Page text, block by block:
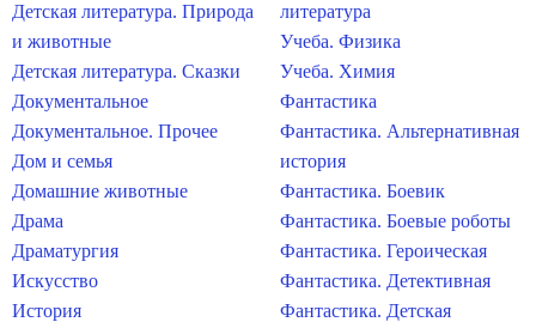
Детская литература. Природа
и животные
Детская литература. Сказки
Документальное
Документальное. Прочее
Дом и семья
Домашние животные
Драма
Драматургия
Искусство
История
литература
Учеба. Физика
Учеба. Химия
Фантастика
Фантастика. Альтернативная
история
Фантастика. Боевик
Фантастика. Боевые роботы
Фантастика. Героическая
Фантастика. Детективная
Фантастика. Детская